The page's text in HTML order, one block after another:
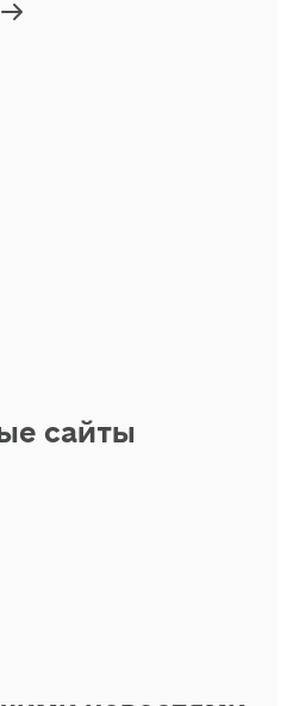
сайты